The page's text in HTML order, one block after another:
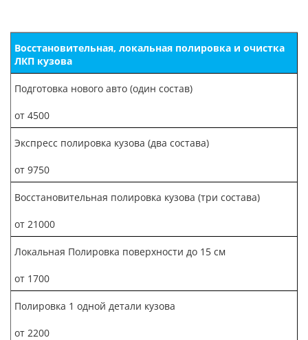
Восстановительная, локальная полировка и очистка
ЛКП кузова
Подготовка нового авто (один состав)
от 4500
Экспресс полировка кузова (два состава)
от 9750
Восстановительная полировка кузова (три состава)
от 21000
Локальная Полировка поверхности до 15 см
от 1700
Полировка 1 одной детали кузова
от 2200